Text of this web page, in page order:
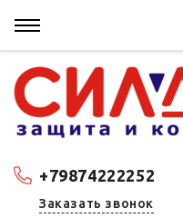
+79874222252
Заказать звонок